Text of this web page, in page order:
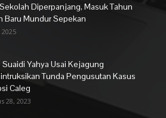
Diperpanjang, Masuk Tahun
Baru Mundur Sepekan
2025
Suaidi Yahya Usai Kejagung
Tunda Pengusutan Kasus
Caleg
28, 2023